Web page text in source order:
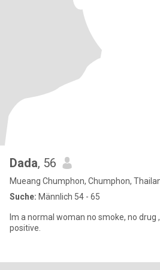
Dada, 56
Mueang Chumphon, Chumphon,
Suche: Männlich 54 - 65
Im a normal woman no smoke, no drug
positive.